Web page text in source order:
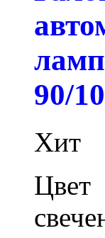
90/
Хит
Цвет